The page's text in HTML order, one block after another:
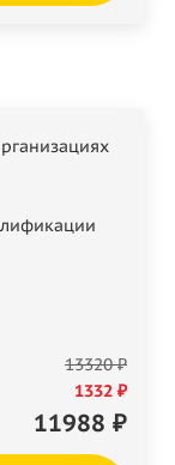
13320 ₽
1332 ₽
11988 ₽